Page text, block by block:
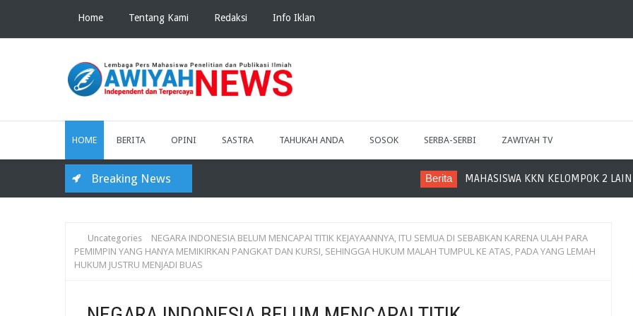
Home Tentang Kami Redaksi Info Iklan
HOME BERITA OPINI SASTRA TAHUKAH ANDA SOSOK SERBA-SERBI ZAWIYAH TV
Breaking News MAHASISWA KKN KELOMPOK 2 LAIN LANGSA
Uncategories
NEGARA INDONESIA BELUM MENCAPAI TITIK KEJAYAANNYA, ITU SEMUA DI SEBABKAN KARENA ULAH PARA
PEMIMPIN YANG HANYA MEMIKIRKAN PANGKAT DAN KURSI, SEHINGGA HUKUM MALAH TUMPUL KE ATAS, PADA YANG LEMAH
HUKUM JUSTRU MENJADI BUAS